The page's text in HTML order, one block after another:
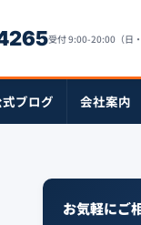
受付 9:00-20:00（日・
ブログ 会社案内
お気軽にご